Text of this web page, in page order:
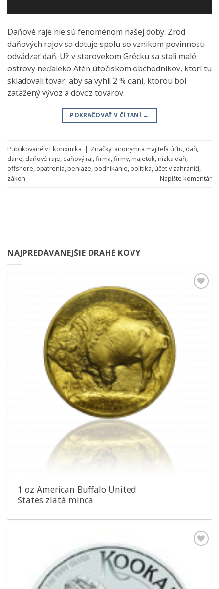
Daňové raje nie sú fenoménom našej doby. Zrod
daňových rajov sa datuje spolu so vznikom povinnosti
odvádzať daň. Už v starovekom Grécku sa stali malé
ostrovy neďaleko Atén útočiskom obchodníkov, ktorí tu
skladovali tovar, aby sa vyhli 2 % dani, ktorou bol
zaťažený vývoz a dovoz tovarov.
POKRAČOVAŤ V ČÍTANÍ →
Publikované vEkonomika | Značky: anonymita majiteľa účtu, daň,
dane, daňové raje, daňový raj,firma,firmy,majetok,nízka daň,
offshore, opatrenia,peniaze,podnikanie,politika,účet v zahraničí,
zákon
Napíšte komentár
NAJPREDÁVANEJŠIE DRAHÉ KOVY
1 oz American Buffalo United
States zlatá minca